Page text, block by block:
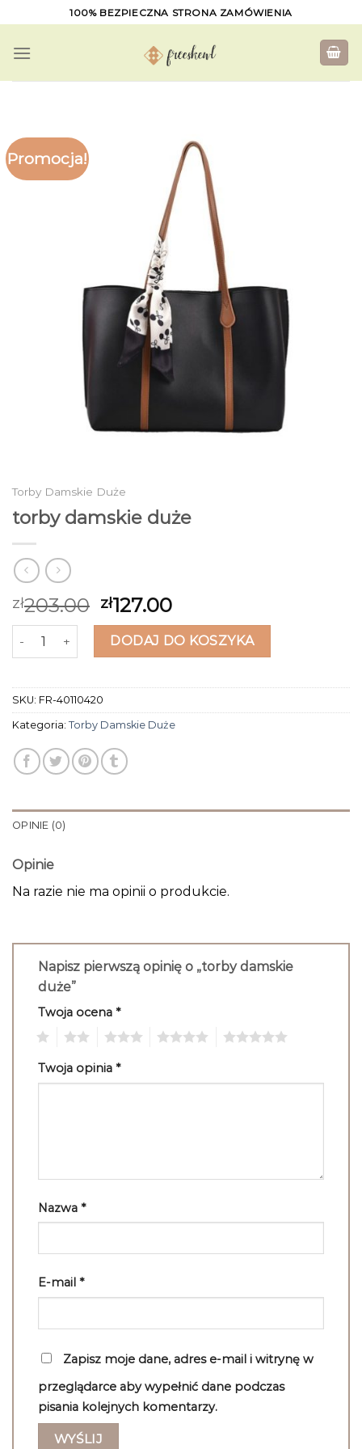
to
content
100% BEZPIECZNA STRONA ZAMÓWIENIA
Promocja!
Torby Damskie Duże
torby damskie duże
zł203.00 zł127.00
ilość torby damskie dużeDODAJ DO KOSZYKA
SKU: FR-40110420
Kategoria: Torby Damskie Duże
OPINIE (0)
Opinie
Na razie nie ma opinii o produkcie.
Napisz pierwszą opinię o „torby damskie
duże”
Twoja ocena *
Twoja opinia *
Nazwa *
E-mail *
Zapisz moje dane, adres e-mail i witrynę w
przeglądarce aby wypełnić dane podczas
pisania kolejnych komentarzy.